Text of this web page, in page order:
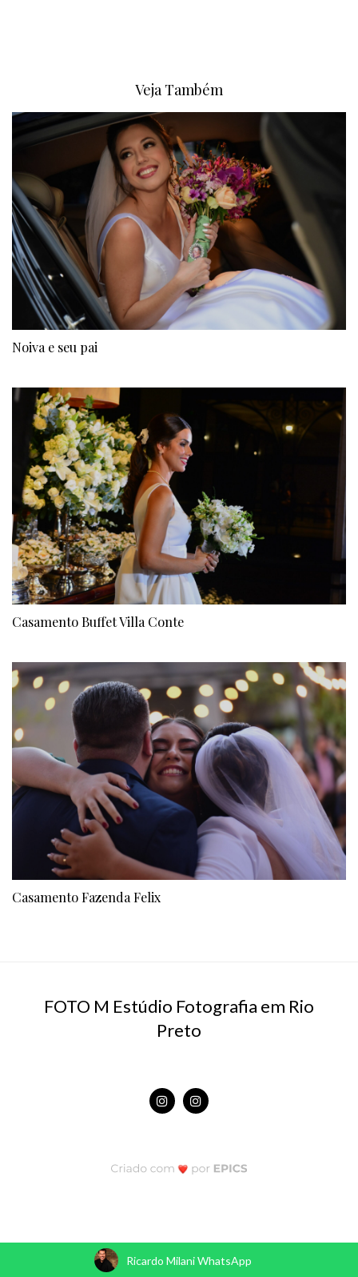
Veja Também
Noiva e seu pai
Casamento Buffet Villa Conte
Casamento Fazenda Felix
FOTO M Estúdio Fotografia em Rio
Preto
Ricardo Milani WhatsApp